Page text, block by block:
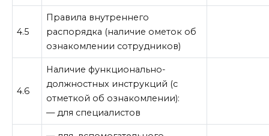
4.5
Правила внутреннего
распорядка (наличие ометок об
ознакомлении сотрудников)
4.6
Наличие функционально-
должностных инструкций (с
отметкой об ознакомлении):
— для специалистов